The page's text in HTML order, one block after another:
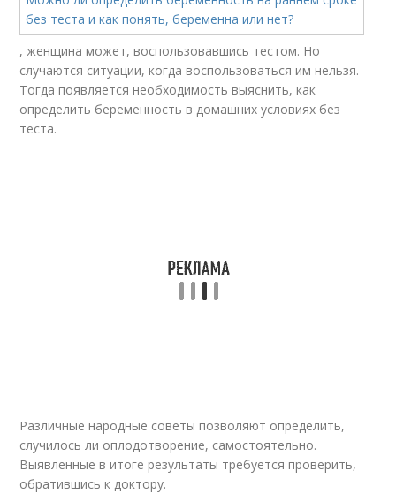
Дни без теста
Беременности до
задержки
Тест с йодом Струйный тест
Беременность при
, женщина может, воспользовавшись тестом. Но
случаются ситуации, когда воспользоваться им нельзя.
Тогда появляется необходимость выяснить, как
определить беременность в домашних условиях без
теста.
Различные народные советы позволяют определить,
случилось ли оплодотворение, самостоятельно.
Выявленные в итоге результаты требуется проверить,
обратившись к доктору.